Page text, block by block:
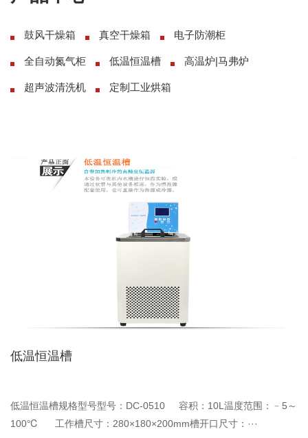
鼓风干燥箱 真空干燥箱 电子防潮柜
全自动氮气柜 低温恒温槽 高温炉|马弗炉
超声波清洗机 定制工业烘箱
低温恒温槽
低温恒温槽规格型号型号：DC-0510 容积：10L温度范围：﹣5～
100℃ 工作槽尺寸：280×180×200mm槽开口尺寸：···